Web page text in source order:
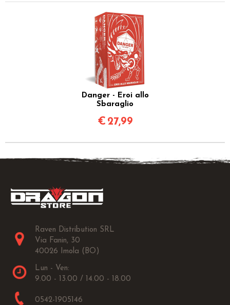
Danger - Eroi allo
Sbaraglio
€ 27,99
Raven Distribution SRL
Via Fanin, 30
40026 Imola (BO)
Lun - Ven:
9.00 - 13.00 / 14.00 - 18.00
0542-1905146